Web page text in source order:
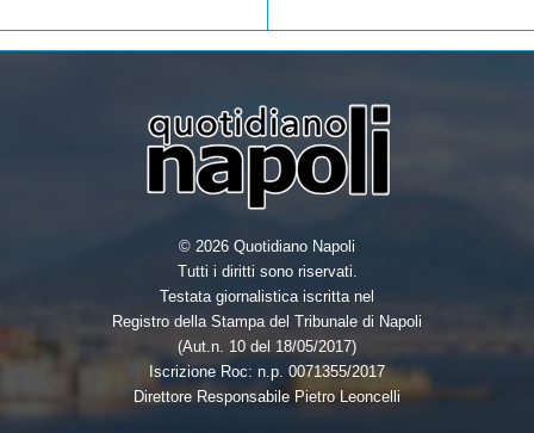
k
n
© 2026 Quotidiano Napoli
Tutti i diritti sono riservati.
Testata giornalistica iscritta nel
Registro della Stampa del Tribunale di Napoli
(Aut.n. 10 del 18/05/2017)
Iscrizione Roc: n.p. 0071355/2017
Direttore Responsabile Pietro Leoncelli